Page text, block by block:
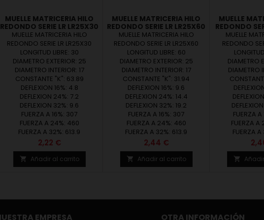
MUELLE MATRICERIA HILO
REDONDO SERIE LR LR25X30
MUELLE MATRICERIA HILO
REDONDO SERIE LR LR25X30
LONGITUD LIBRE: 30
DIAMETRO EXTERIOR: 25
DIAMETRO INTERIOR: 17
CONSTANTE "K": 63.89
DEFLEXION 16%: 4.8
DEFLEXION 24%: 7.2
DEFLEXION 32%: 9.6
FUERZA A 16%: 307
FUERZA A 24%: 460
FUERZA A 32%: 613.9
Precio
2,22 €
 Añadir al carrito
MUELLE MATRICERIA HILO
REDONDO SERIE LR LR25X60
MUELLE MATRICERIA HILO
REDONDO SERIE LR LR25X60
LONGITUD LIBRE: 60
DIAMETRO EXTERIOR: 25
DIAMETRO INTERIOR: 17
CONSTANTE "K": 31.94
DEFLEXION 16%: 9.6
DEFLEXION 24%: 14.4
DEFLEXION 32%: 19.2
FUERZA A 16%: 307
FUERZA A 24%: 460
FUERZA A 32%: 613.9
Precio
2,44 €
 Añadir al carrito
MUELLE
REDONDO
MUELLE
REDONDO
DIAMETRO
DIAMETRO
FUERZA
FUERZA
FUERZA

EMPRESA OTRA INFORMACIÓN